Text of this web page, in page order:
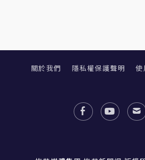
關於我們 隱私權保護聲明 使